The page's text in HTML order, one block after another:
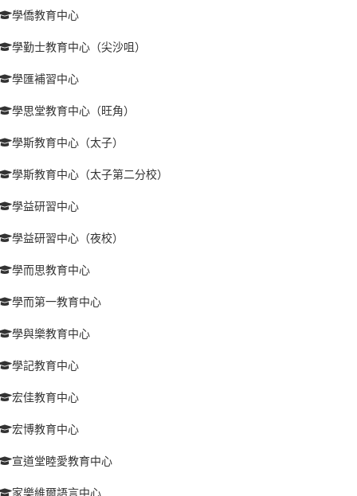
學僑教育中心
學勤士教育中心（尖沙咀）
學匯補習中心
學思堂教育中心（旺角）
學斯教育中心（太子）
學斯教育中心（太子第二分校）
學益研習中心
學益研習中心（夜校）
學而思教育中心
學而第一教育中心
學與樂教育中心
學記教育中心
宏佳教育中心
宏博教育中心
宣道堂睦愛教育中心
家樂維爾語言中心